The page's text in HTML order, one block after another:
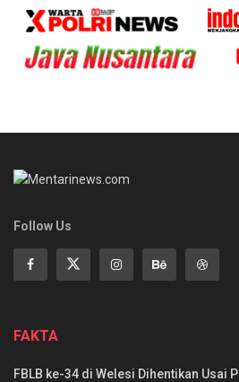
Follow Us
FAKTA
FBLB ke-34 di Welesi Dihentikan Usai